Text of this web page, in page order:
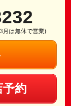
月は無休で営業)
予約